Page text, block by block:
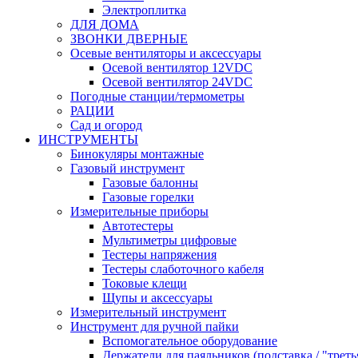
Электроплитка
ДЛЯ ДОМА
ЗВОНКИ ДВЕРНЫЕ
Осевые вентиляторы и аксессуары
Осевой вентилятор 12VDC
Осевой вентилятор 24VDC
Погодные станции/термометры
РАЦИИ
Сад и огород
ИНСТРУМЕНТЫ
Бинокуляры монтажные
Газовый инструмент
Газовые балонны
Газовые горелки
Измерительные приборы
Автотестеры
Мультиметры цифровые
Тестеры напряжения
Тестеры слаботочного кабеля
Токовые клещи
Щупы и аксессуары
Измерительный инструмент
Инструмент для ручной пайки
Вспомогательное оборудование
Держатели для паяльников (подставка /